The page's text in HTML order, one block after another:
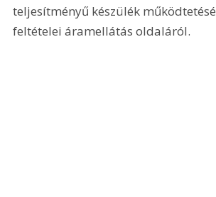
teljesítményű készülék
feltételei áramellátás oldaláról.